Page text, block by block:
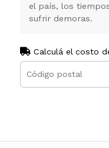
el país, los
sufrir demoras.
Calculá el costo